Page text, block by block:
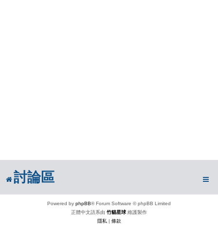
討論區
Powered by phpBB® Forum Software © phpBB Limited
正體中文語系由 竹貓星球 維護製作
隱私| 條款